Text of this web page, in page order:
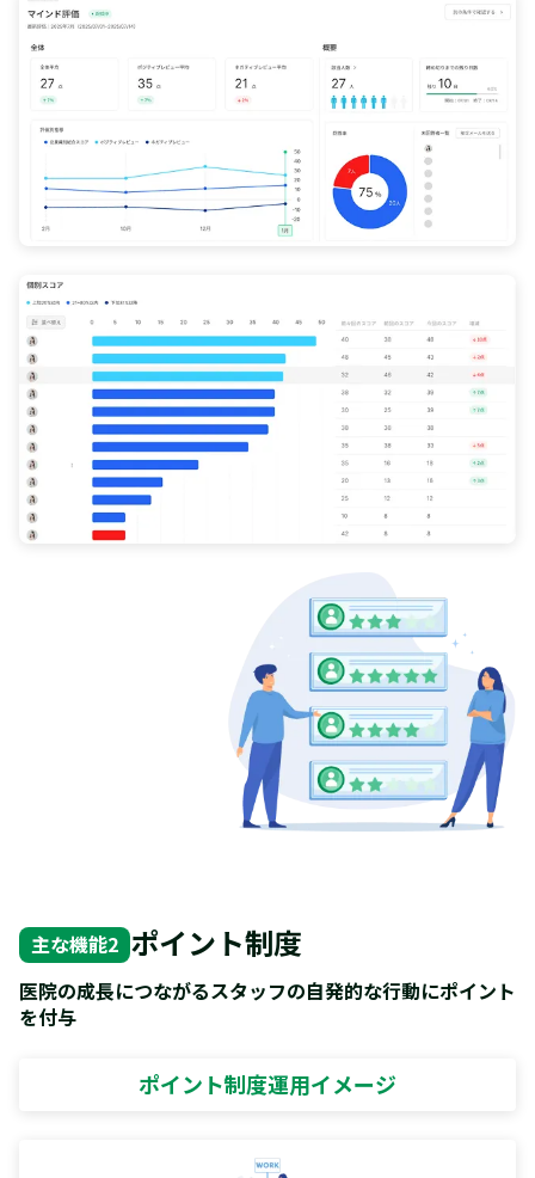
主な機能2 ポイント制度
医院の成長につながるスタッフの自発的な行動にポイント
を付与
ポイント制度運用イメージ